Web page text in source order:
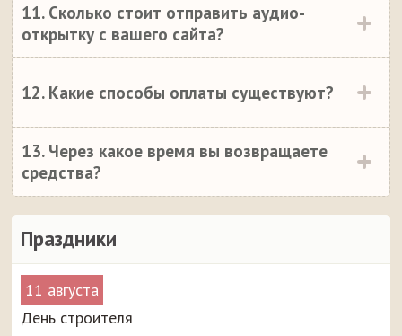
Праздники
11 августа
День строителя
11. Сколько стоит отправить аудио-
открытку с вашего сайта?
12. Какие способы оплаты существуют?
13. Через какое время вы возвращаете
средства?